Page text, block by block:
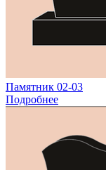
Памятник 02-03
Подробнее